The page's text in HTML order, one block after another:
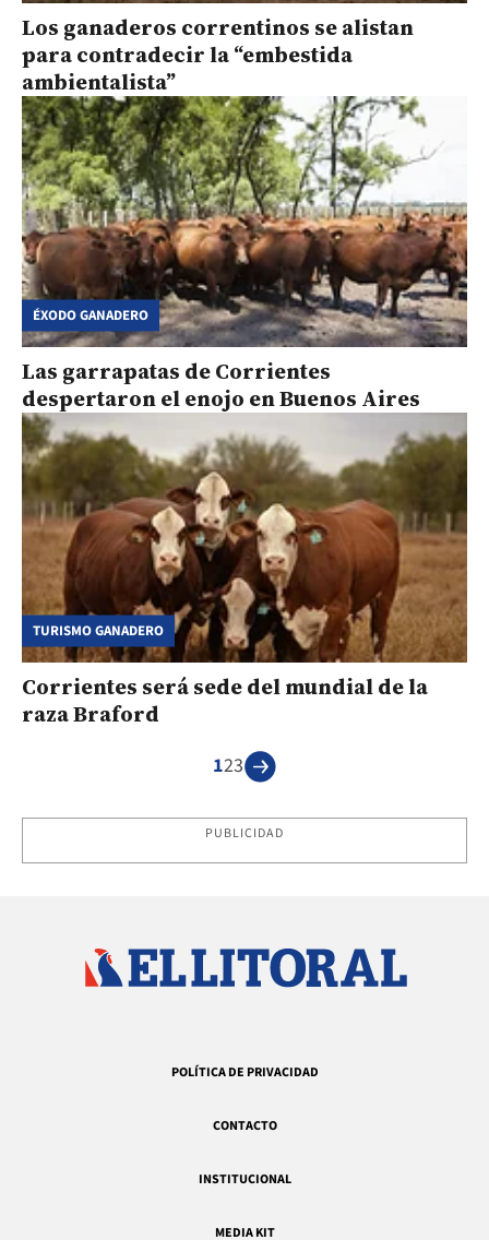
Los ganaderos correntinos se alistan
para contradecir la “embestida
ambientalista”
ÉXODO GANADERO
Las garrapatas de Corrientes
despertaron el enojo en Buenos Aires
TURISMO GANADERO
Corrientes será sede del mundial de la
raza Braford
123
PUBLICIDAD
POLÍTICA DE PRIVACIDAD
CONTACTO
INSTITUCIONAL
MEDIA KIT